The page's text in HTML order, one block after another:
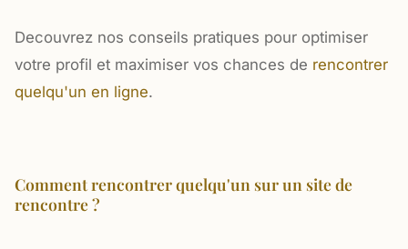
Decouvrez nos conseils pratiques pour optimiser
votre profil et maximiser vos chances de rencontrer
quelqu'un en ligne.
Comment rencontrer quelqu'un sur un site de
rencontre ?